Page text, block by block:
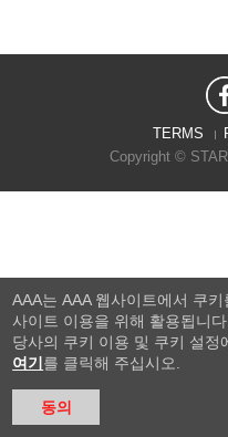
TERMS
Copyright ©
AAA는 AAA 웹사이트에서 쿠
사이트 이용을 위해 활용됩니다.
당사의 쿠키 이용 및 쿠키 설정
여기 를 클릭해 주십시오.
동의